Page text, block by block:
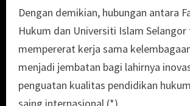
Dengan demikian, hubungan antara
Hukum dan Universiti Islam Selangor
mempererat kerja sama
menjadi jembatan bagi lahirnya
penguatan kualitas pendidikan
saing internasional.(*)